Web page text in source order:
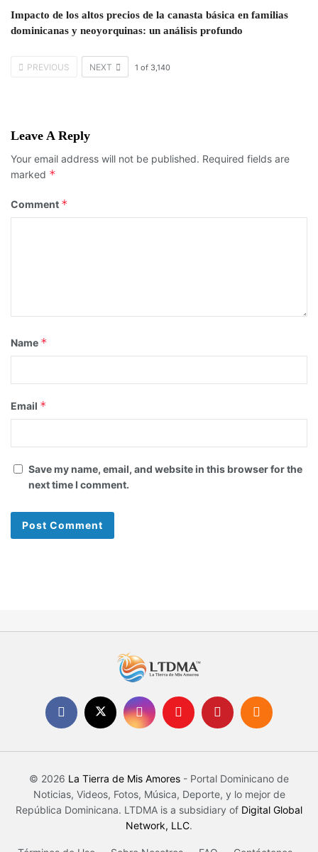
Impacto de los altos precios de la canasta básica en familias
dominicanas y neoyorquinas: un análisis profundo
PREVIOUS NEXT 1 of 3,140
Leave A Reply
Your email address will not be published. Required fields are
marked *
Comment *
Name *
Email *
Save my name, email, and website in this browser for the
next time I comment.
© 2026 La Tierra de Mis Amores - Portal Dominicano de
Noticias, Videos, Fotos, Música, Deporte, y lo mejor de
República Dominicana. LTDMA is a subsidiary of Digital Global
Network, LLC.